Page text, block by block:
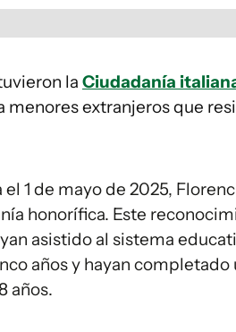
la Ciudadanía
extranjeros que
1 de mayo de 2025,
honorífica. Este
asistido al sistema
años y hayan completado
años.